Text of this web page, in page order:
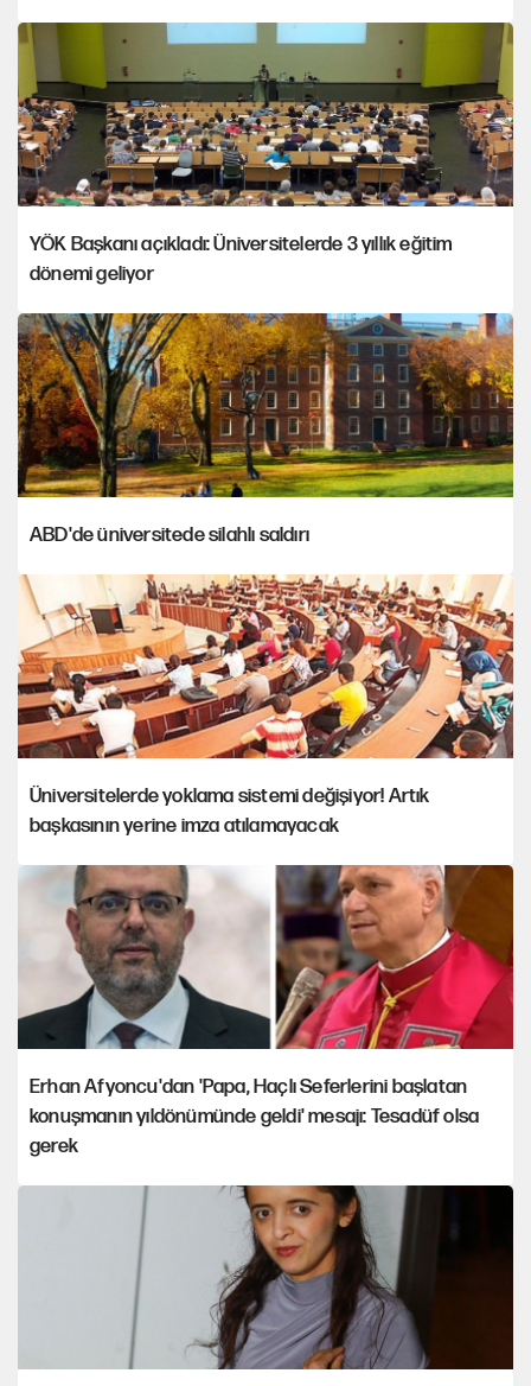
YÖK Başkanı açıkladı: Üniversitelerde 3 yıllık eğitim
dönemi geliyor
ABD'de üniversitede silahlı saldırı
Üniversitelerde yoklama sistemi değişiyor! Artık
başkasının yerine imza atılamayacak
Erhan Afyoncu'dan 'Papa, Haçlı Seferlerini başlatan
konuşmanın yıldönümünde geldi' mesajı: Tesadüf olsa
gerek